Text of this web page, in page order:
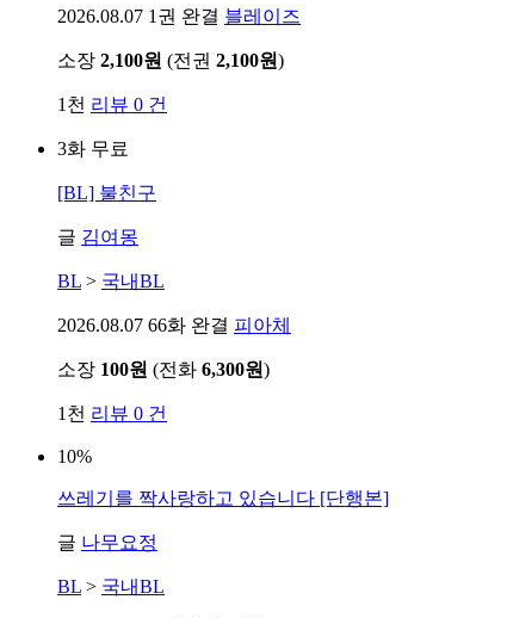
2026.08.07 1권 완결 블레이즈
소장 2,100원 (전권 2,100원)
1천 리뷰 0 건
3화 무료
[BL] 불친구
글 김여몽
BL > 국내BL
2026.08.07 66화 완결 피아체
소장 100원 (전화 6,300원)
1천 리뷰 0 건
10%
쓰레기를 짝사랑하고 있습니다 [단행본]
글 나무요정
BL > 국내BL